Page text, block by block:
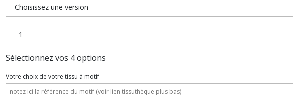
Sélectionnez vos 4 options
Votre choix de votre tissu à motif